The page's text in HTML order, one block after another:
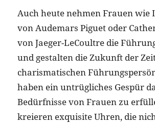
Auch heute nehmen Frauen wie
von Audemars Piguet oder
von Jaeger-LeCoultre die
und gestalten die Zukunft der
charismatischen
haben ein untrügliches Gespür
Bedürfnisse von Frauen zu
kreieren exquisite Uhren, die